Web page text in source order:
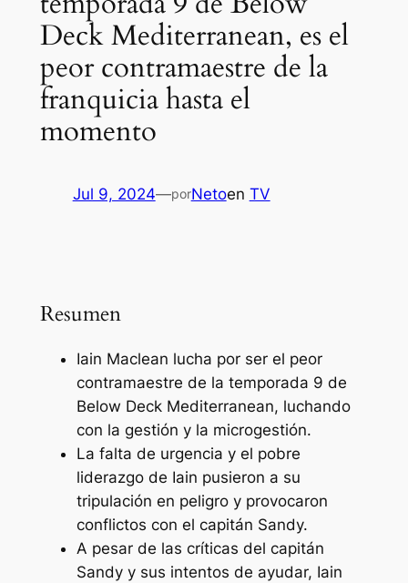
Deck Mediterranean, es el
peor contramaestre de la
franquicia hasta el
momento
Jul 9, 2024—porNetoen TV
Resumen
Iain Maclean lucha por ser el peor
contramaestre de la temporada 9 de
Below Deck Mediterranean, luchando
con la gestión y la microgestión.
La falta de urgencia y el pobre
liderazgo de Iain pusieron a su
tripulación en peligro y provocaron
conflictos con el capitán Sandy.
A pesar de las críticas del capitán
Sandy y sus intentos de ayudar, Iain